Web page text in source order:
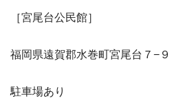
［宮尾台公民館］
福岡県遠賀郡水巻町宮尾台７−９
駐車場あり